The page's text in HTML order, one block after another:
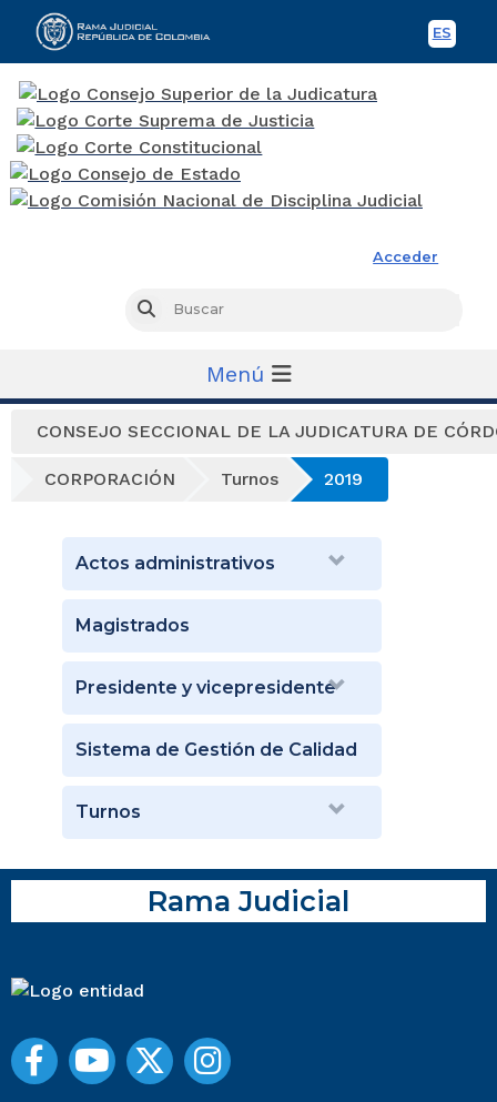
ES
Acceder
Buscar
Menú
CONSEJO SECCIONAL DE LA JUDICATURA DE
CORPORACIÓN Turnos 2019
Actos administrativos
Magistrados
Presidente y vicepresidente
Sistema de Gestión de Calidad
Turnos
Rama Judicial